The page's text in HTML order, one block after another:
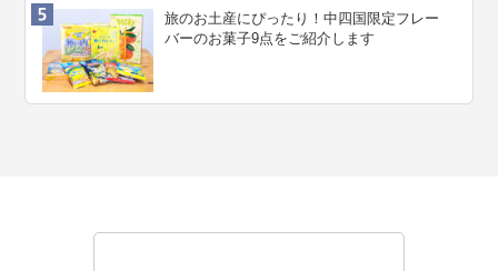
旅のお土産にぴったり！中四国限定フレー
バーのお菓子9点をご紹介します